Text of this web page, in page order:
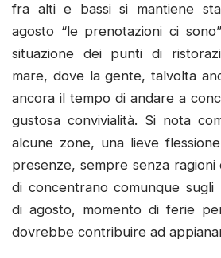
fra alti e bassi si mantiene
agosto “le prenotazioni ci
situazione dei punti di
mare, dove la gente, talvolta
ancora il tempo di andare a
gustosa convivialità. Si nota
alcune zone, una lieve
presenze, sempre senza ragioni
di concentrano comunque sugli
di agosto, momento di ferie
dovrebbe contribuire ad